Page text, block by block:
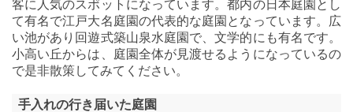
客に人気のスポットになっています。都内の日本庭園とし
て有名で江戸大名庭園の代表的な庭園となっています。広
い池があり回遊式築山泉水庭園で、文学的にも有名です。
小高い丘からは、庭園全体が見渡せるようになっているの
で是非散策してみてください。
手入れの行き届いた庭園